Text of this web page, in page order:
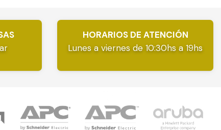
HORARIOS DE ATENCIÓN
Lunes a viernes de 10:30hs a 19hs